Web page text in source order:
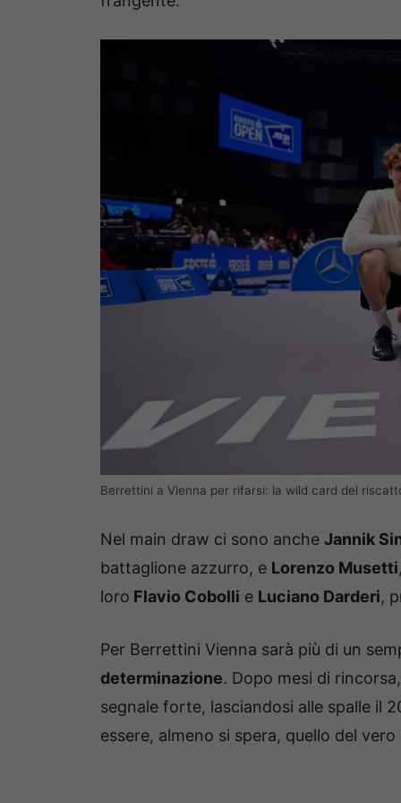
Berrettini a Vienna per rifarsi: la wild card del
Nel main draw ci sono anche Jannik
battaglione azzurro, e Lorenzo Musetti
loro Flavio Cobolli e Luciano Darderi,
Per Berrettini Vienna sarà più di un
determinazione. Dopo mesi di
segnale forte, lasciandosi alle spalle il
essere, almeno si spera, quello del